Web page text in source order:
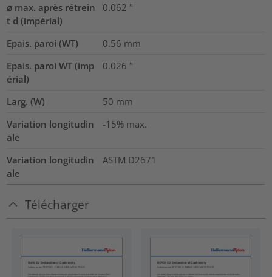
⌀ max. après rétrein
t d (impérial)
0.062 "
Epais. paroi (WT) 0.56 mm
Epais. paroi WT (imp
érial)
0.026 "
Larg. (W) 50 mm
Variation longitudin
ale
-15% max.
Variation longitudin
ale
ASTM D2671
Télécharger